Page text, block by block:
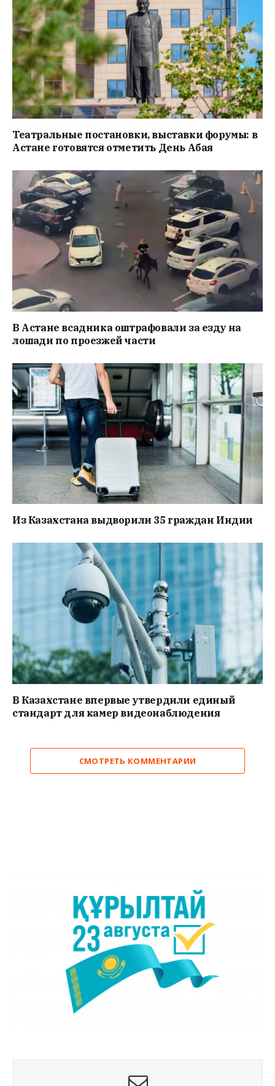
Театральные постановки, выставки форумы: в
Астане готовятся отметить День Абая
В Астане всадника оштрафовали за езду на
лошади по проезжей части
Из Казахстана выдворили 35 граждан Индии
В Казахстане впервые утвердили единый
стандарт для камер видеонаблюдения
СМОТРЕТЬ КОММЕНТАРИИ